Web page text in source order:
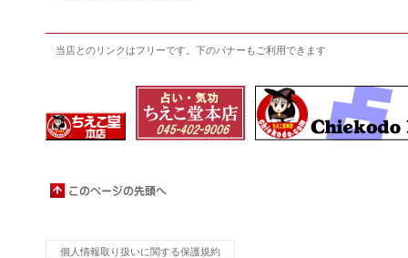
当店とのリンクはフリーです。下のバナーもご利用できます
個人情報取り扱いに関する保護規約